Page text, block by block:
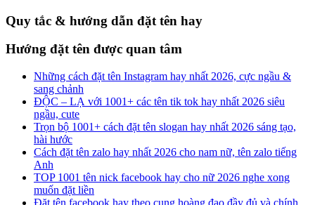
Quy tắc & hướng dẫn đặt tên hay
Hướng đặt tên được quan tâm
Những cách đặt tên Instagram hay nhất 2026, cực ngầu &
sang chảnh
ĐỘC – LẠ với 1001+ các tên tik tok hay nhất 2026 siêu
ngầu, cute
Trọn bộ 1001+ cách đặt tên slogan hay nhất 2026 sáng tạo,
hài hước
Cách đặt tên zalo hay nhất 2026 cho nam nữ, tên zalo tiếng
Anh
TOP 1001 tên nick facebook hay cho nữ 2026 nghe xong
muốn đặt liền
Đặt tên facebook hay theo cung hoàng đạo đầy đủ và chính